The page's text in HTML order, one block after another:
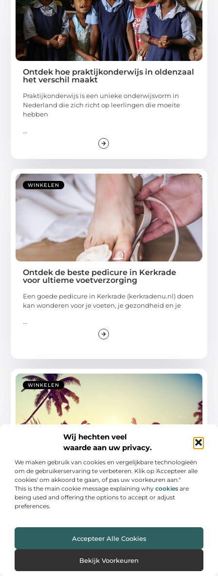
Wij hechten veel
waarde aan uw privacy.
We maken gebruik van cookies en vergelijkbare technologieën
om de gebruikerservaring te verbeteren. Klik op 'Accepteer alle
cookies' om akkoord te gaan, of pas uw voorkeuren aan."
This is the main cookie message explaining why cookies are
being used and offering the options to accept or adjust
preferences.
Accepteer Alle Cookies
Bekijk Voorkeuren
Ontdek hoe praktijkonderwijs in oldenzaal
het verschil maakt
Praktijkonderwijs is een unieke onderwijsvorm in
Nederland die zich richt op leerlingen die moeite
hebben
...
WINKELEN
Ontdek de beste pedicure in Kerkrade
voor ultieme voetverzorging
Een goede pedicure in Kerkrade (kerkradenu.nl) doen
kan wonderen voor je voeten, je gezondheid en je
...
WINKELEN
Ontdek het beste partycentrum in
Maassluis voor jouw evenement
Het kiezen van de juiste locatie voor een evenement
kan een uitdagende taak zijn, gezien